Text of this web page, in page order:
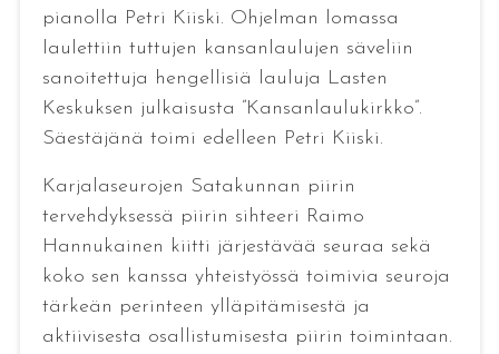
pianolla Petri Kiiski. Ohjelman lomassa
laulettiin tuttujen kansanlaulujen säveliin
sanoitettuja hengellisiä lauluja Lasten
Keskuksen julkaisusta ”Kansanlaulukirkko”.
Säestäjänä toimi edelleen Petri Kiiski.
Karjalaseurojen Satakunnan piirin
tervehdyksessä piirin sihteeri Raimo
Hannukainen kiitti järjestävää seuraa sekä
koko sen kanssa yhteistyössä toimivia seuroja
tärkeän perinteen ylläpitämisestä ja
aktiivisesta osallistumisesta piirin toimintaan.